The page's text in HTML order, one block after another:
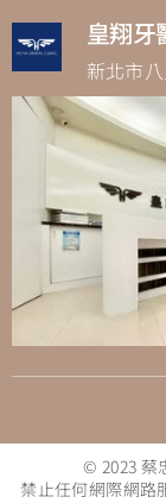
皇翔牙
新北市
© 2023 蔡
禁止任何網際網路